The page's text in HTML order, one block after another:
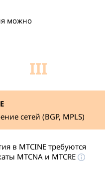
можно
III
сетей (BGP, MPLS)
в MTCINE требуются
MTCNA и MTCRE